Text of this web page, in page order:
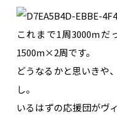
これまで1周3000mだ
1500m×2周です。
どうなるかと思いきや
し。
いるはずの応援団がヴ